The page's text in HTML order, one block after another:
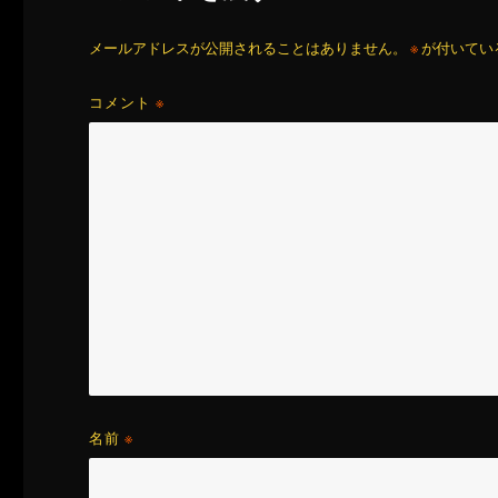
メールアドレスが公開されることはありません。 ※が付いてい
コメント※
名前※